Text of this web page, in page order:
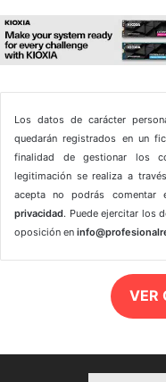
Los datos de carácter
quedarán registrados en un
finalidad de gestionar los
legitimación se realiza a
acepta no podrás comentar
privacidad. Puede ejercitar los
oposición en
VER